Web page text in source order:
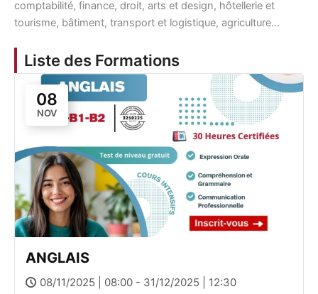
comptabilité, finance, droit, arts et design, hôtellerie et
tourisme, bâtiment, transport et logistique, agriculture…
Liste des Formations
08
NOV
ANGLAIS
08/11/2025 | 08:00 - 31/12/2025 | 12:30